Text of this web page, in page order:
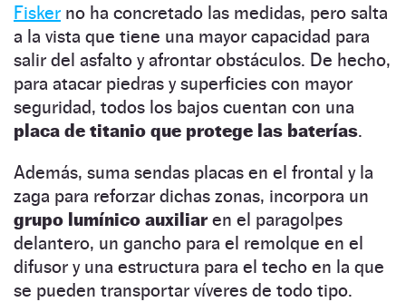
Fisker no ha concretado las medidas, pero salta
a la vista que tiene una mayor capacidad para
salir del asfalto y afrontar obstáculos. De hecho,
para atacar piedras y superficies con mayor
seguridad, todos los bajos cuentan con una
placa de titanio que protege las baterías.
Además, suma sendas placas en el frontal y la
zaga para reforzar dichas zonas, incorpora un
grupo lumínico auxiliaren el paragolpes
delantero, un gancho para el remolque en el
difusor y una estructura para el techo en la que
se pueden transportar víveres de todo tipo.